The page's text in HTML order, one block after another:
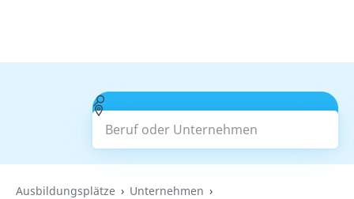
Beruf oder Unternehmen
Suchen
Ausbildungsplätze
Unternehmen